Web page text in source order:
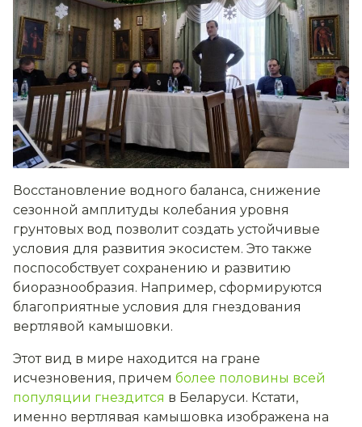
Восстановление водного баланса, снижение
сезонной амплитуды колебания уровня
грунтовых вод позволит создать устойчивые
условия для развития экосистем. Это также
поспособствует сохранению и развитию
биоразнообразия. Например, сформируются
благоприятные условия для гнездования
вертлявой камышовки.
Этот вид в мире находится на гране
исчезновения, причем более половины всей
популяции гнездится в Беларуси. Кстати,
именно вертлявая камышовка изображена на